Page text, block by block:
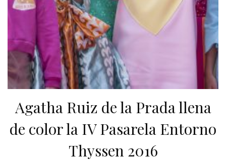
Agatha Ruiz de la Prada llena
de color la IV Pasarela Entorno
Thyssen 2016